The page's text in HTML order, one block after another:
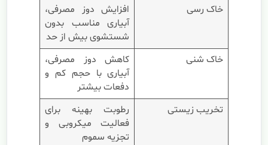
خاک رسی
افزایش دوز مصرفی،
آبیاری مناسب بدون
شستشوی بیش از حد
خاک شنی
کاهش دوز مصرفی،
آبیاری با حجم کم و
دفعات بیشتر
تخریب زیستی
رطوبت بهینه برای
فعالیت میکروبی و
تجزیه سموم